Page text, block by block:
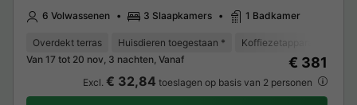
6 Volwassenen 3 Slaapkamers 1 Badkamer
Overdekt terras Huisdieren toegestaan * Koffiezetapparaat
Van 17 tot 20 nov, 3 nachten, Vanaf
€ 381
Excl. € 32,84 toeslagen op basis van 2 personen